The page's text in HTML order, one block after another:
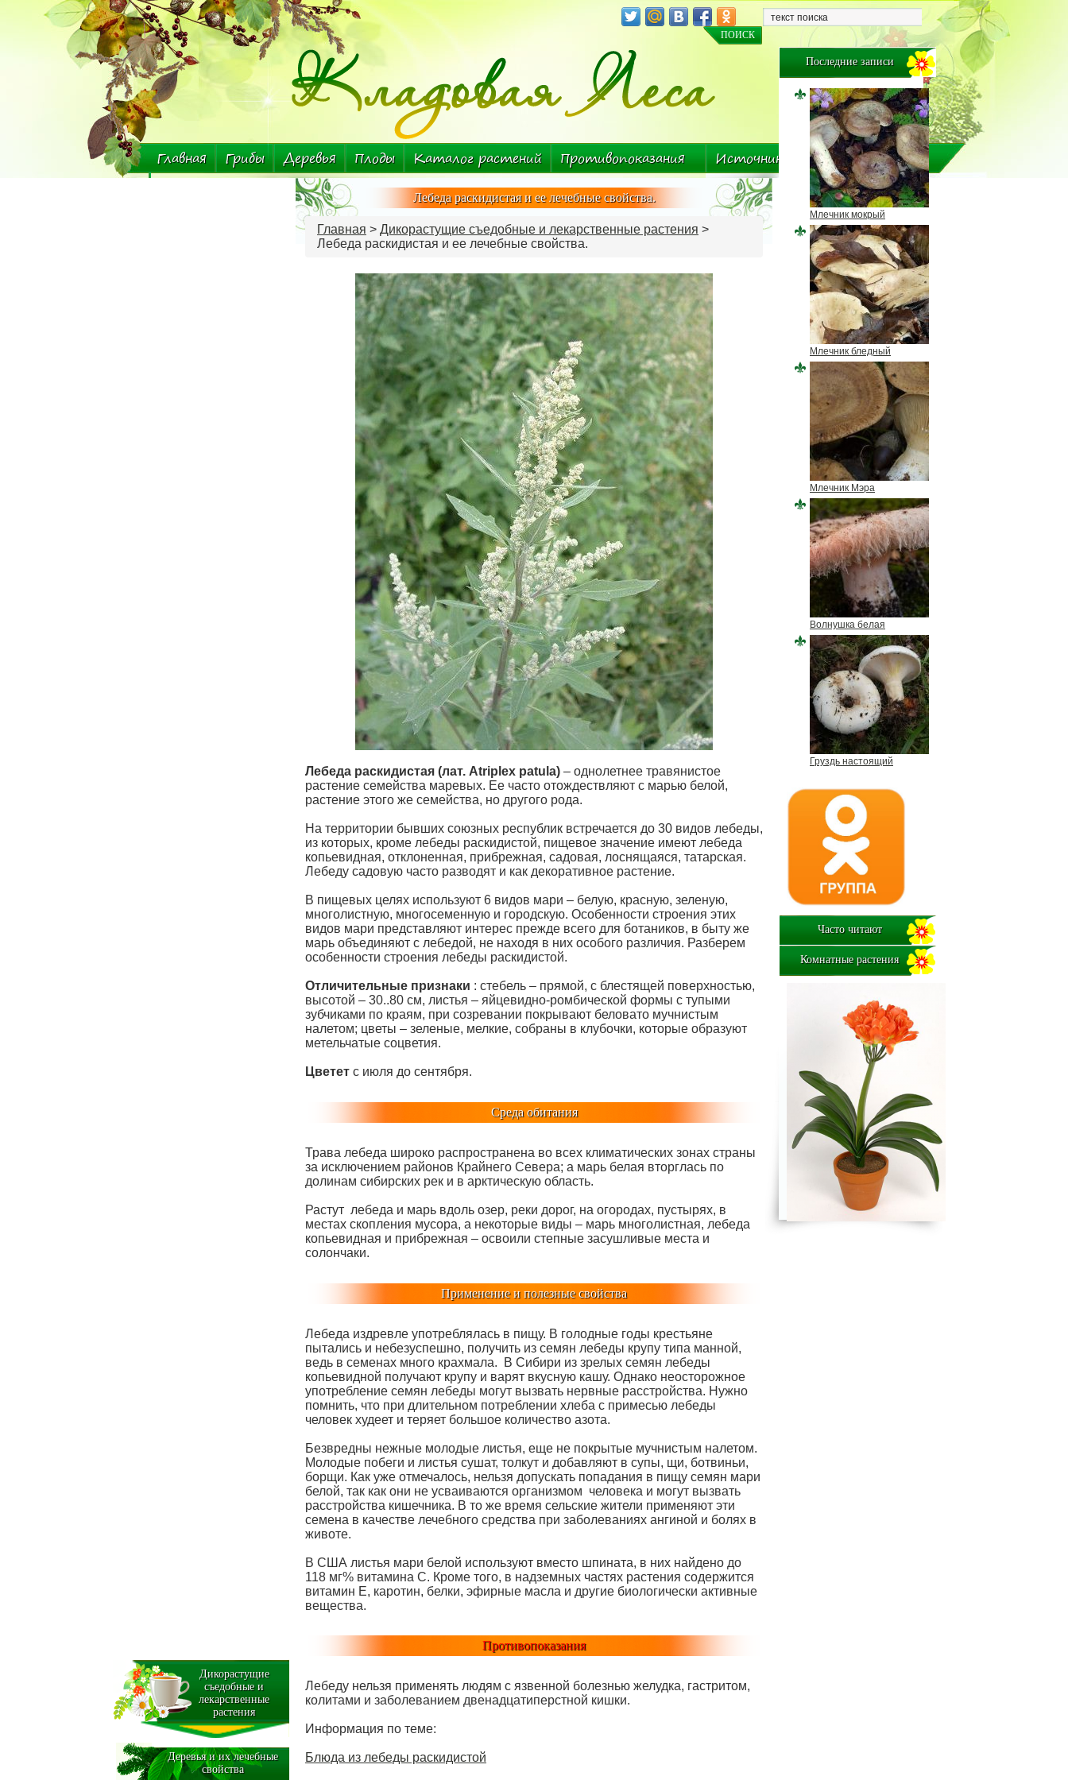
Главная Грибы Деревья Плоды Каталог растений
Противопоказания
Болезнь-растение
Источники и авторы
Комнатные растения
Лебеда раскидистая и ее лечебные свойства.
Главная > Дикорастущие съедобные и лекарственные растения >
Лебеда раскидистая и ее лечебные свойства.
Лебеда раскидистая (лат. Atriplex patula) – однолетнее травянистое
растение семейства маревых. Ее часто отождествляют с марью белой,
растение этого же семейства, но другого рода.
На территории бывших союзных республик встречается до 30 видов лебеды,
из которых, кроме лебеды раскидистой, пищевое значение имеют лебеда
копьевидная, отклоненная, прибрежная, садовая, лоснящаяся, татарская.
Лебеду садовую часто разводят и как декоративное растение.
В пищевых целях используют 6 видов мари – белую, красную, зеленую,
многолистную, многосеменную и городскую. Особенности строения этих
видов мари представляют интерес прежде всего для ботаников, в быту же
марь объединяют с лебедой, не находя в них особого различия. Разберем
особенности строения лебеды раскидистой.
Отличительные признаки : стебель – прямой, с блестящей поверхностью,
высотой – 30..80 см, листья – яйцевидно-ромбической формы с тупыми
зубчиками по краям, при созревании покрывают беловато мучнистым
налетом; цветы – зеленые, мелкие, собраны в клубочки, которые образуют
метельчатые соцветия.
Цветет с июля до сентября.
Среда обитания
Трава лебеда широко распространена во всех климатических зонах страны
за исключением районов Крайнего Севера; а марь белая вторглась по
долинам сибирских рек и в арктическую область.
Растут лебеда и марь вдоль озер, реки дорог, на огородах, пустырях, в
местах скопления мусора, а некоторые виды – марь многолистная, лебеда
копьевидная и прибрежная – освоили степные засушливые места и
солончаки.
Применение и полезные свойства
Лебеда издревле употреблялась в пищу. В голодные годы крестьяне
пытались и небезуспешно, получить из семян лебеды крупу типа манной,
ведь в семенах много крахмала. В Сибири из зрелых семян лебеды
копьевидной получают крупу и варят вкусную кашу. Однако неосторожное
употребление семян лебеды могут вызвать нервные расстройства. Нужно
помнить, что при длительном потреблении хлеба с примесью лебеды
человек худеет и теряет большое количество азота.
Безвредны нежные молодые листья, еще не покрытые мучнистым налетом.
Молодые побеги и листья сушат, толкут и добавляют в супы, щи, ботвиньи,
борщи. Как уже отмечалось, нельзя допускать попадания в пищу семян мари
белой, так как они не усваиваются организмом человека и могут вызвать
расстройства кишечника. В то же время сельские жители применяют эти
семена в качестве лечебного средства при заболеваниях ангиной и болях в
животе.
В США листья мари белой используют вместо шпината, в них найдено до
118 мг% витамина С. Кроме того, в надземных частях растения содержится
витамин Е, каротин, белки, эфирные масла и другие биологически активные
вещества.
Противопоказания
Лебеду нельзя применять людям с язвенной болезнью желудка, гастритом,
колитами и заболеванием двенадцатиперстной кишки.
Информация по теме:
Блюда из лебеды раскидистой
Дикорастущие
съедобные и
лекарственные
растения
Деревья и их лечебные
свойства
Последние записи
Млечник мокрый
Млечник бледный
Млечник Мэра
Волнушка белая
Груздь настоящий
Часто читают
Комнатные растения